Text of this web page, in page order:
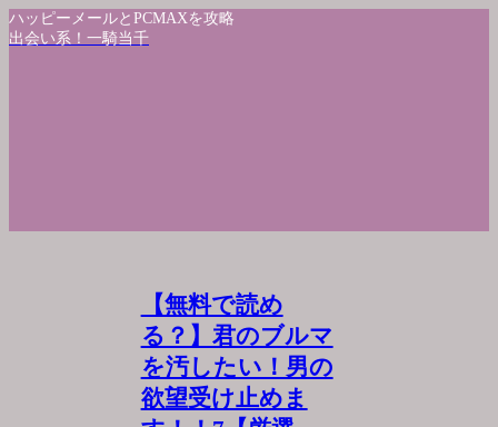
ハッピーメールとPCMAXを攻略
出会い系！一騎当千
【無料で読め
る？】君のブルマ
を汚したい！男の
欲望受け止めま